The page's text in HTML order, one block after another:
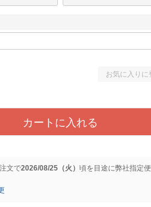
お気に入りに
カートに入れる
文で2026/08/25（火） に弊社指定便